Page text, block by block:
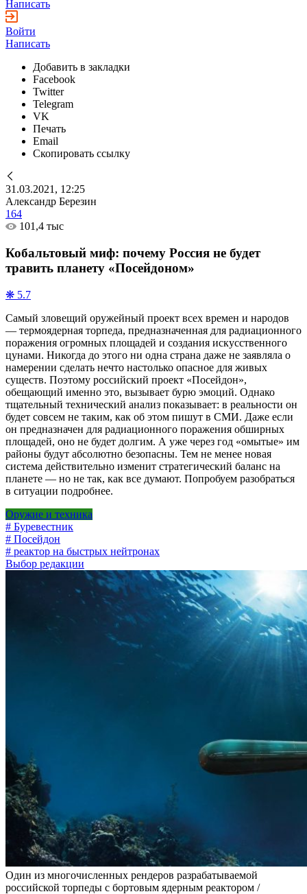
Написать
Войти
Написать
Добавить в закладки
Facebook
Twitter
Telegram
VK
Печать
Email
Скопировать ссылку
31.03.2021, 12:25
Александр Березин
164
101,4 тыс
Кобальтовый миф: почему Россия не будет
травить планету «Посейдоном»
❋ 5.7
Самый зловещий оружейный проект всех времен и народов
— термоядерная торпеда, предназначенная для радиационного
поражения огромных площадей и создания искусственного
цунами. Никогда до этого ни одна страна даже не заявляла о
намерении сделать нечто настолько опасное для живых
существ. Поэтому российский проект «Посейдон»,
обещающий именно это, вызывает бурю эмоций. Однако
тщательный технический анализ показывает: в реальности он
будет совсем не таким, как об этом пишут в СМИ. Даже если
он предназначен для радиационного поражения обширных
площадей, оно не будет долгим. А уже через год «омытые» им
районы будут абсолютно безопасны. Тем не менее новая
система действительно изменит стратегический баланс на
планете — но не так, как все думают. Попробуем разобраться
в ситуации подробнее.
Оружие и техника
# Буревестник
# Посейдон
# реактор на быстрых нейтронах
Выбор редакции
Один из многочисленных рендеров разрабатываемой
российской торпеды с бортовым ядерным реактором /